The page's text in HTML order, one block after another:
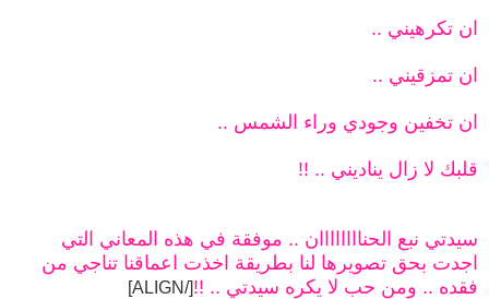
ان تكرهيني ..
ان تمزقيني ..
ان تخفين وجودي وراء الشمس ..
قلبك لا زال يناديني .. !!
سيدتي نبع الحناااااااان .. موفقة في هذه المعاني التي
اجدت بحق تصويرها لنا بطريقة اخذت اعماقنا تناجي من
فقده .. ومن حب لا يكره سيدتي .. !![/ALIGN]